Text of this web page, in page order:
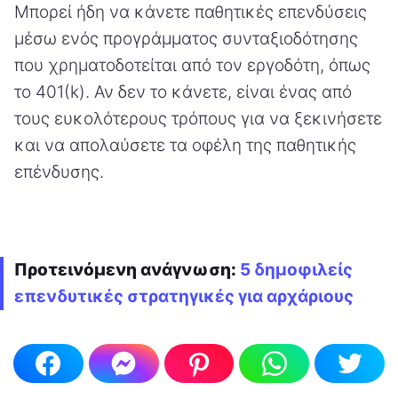
Μπορεί ήδη να κάνετε παθητικές επενδύσεις
μέσω ενός προγράμματος συνταξιοδότησης
που χρηματοδοτείται από τον εργοδότη, όπως
το 401(k). Αν δεν το κάνετε, είναι ένας από
τους ευκολότερους τρόπους για να ξεκινήσετε
και να απολαύσετε τα οφέλη της παθητικής
επένδυσης.
Προτεινόμενη ανάγνωση: 5 δημοφιλείς
επενδυτικές στρατηγικές για αρχάριους